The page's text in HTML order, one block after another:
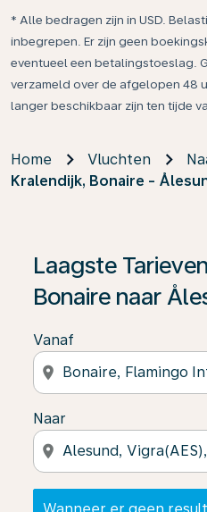
* Alle bedragen zijn in USD.
inbegrepen. Er zijn geen
eventueel een betalingstoeslag.
verzameld over de afgelopen 48
langer beschikbaar zijn ten tijde
Home Vluchten
Kralendijk, Bonaire -
Laagste
Bonaire naar
Vanaf
location_on
Naar
location_on
Wanneer er geen